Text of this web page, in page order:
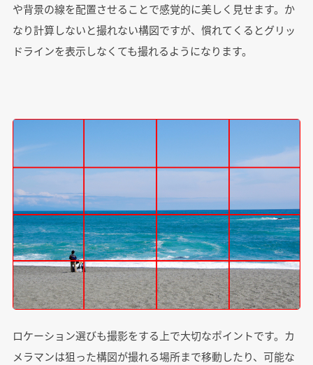
や背景の線を配置させることで感覚的に美しく見せます。か
なり計算しないと撮れない構図ですが、慣れてくるとグリッ
ドラインを表示しなくても撮れるようになります。
ロケーション選びも撮影をする上で大切なポイントです。カ
メラマンは狙った構図が撮れる場所まで移動したり、可能な